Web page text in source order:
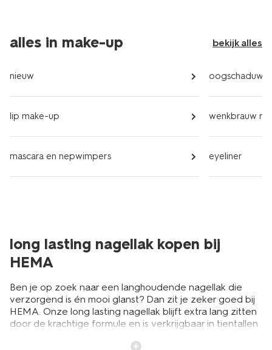
alles in make-up bekijk alles
nieuw
lip make-up
mascara en nepwimpers
oogschaduw
wenkbrauw
eyeliner
long lasting nagellak kopen bij
HEMA
Ben je op zoek naar een langhoudende nagellak die
verzorgend is én mooi glanst? Dan zit je zeker goed bij
HEMA. Onze long lasting nagellak blijft extra lang zitten
door de krachtige formule en is verkrijgbaar in tientallen